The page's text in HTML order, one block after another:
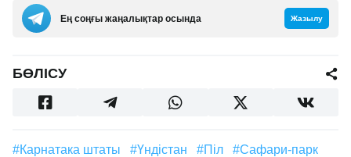
Ең соңғы жаңалықтар осында Жазылу
БӨЛІСУ
#Карнатака штаты #Үндістан #піл #сафари-парк